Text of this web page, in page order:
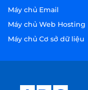
Máy chủ Email
Máy chủ Web Hosting
Máy chủ Cơ sở dữ liệu